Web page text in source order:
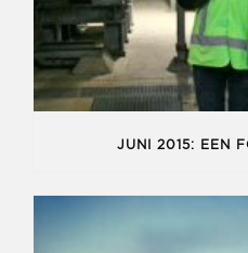
JUNI 2015: EEN